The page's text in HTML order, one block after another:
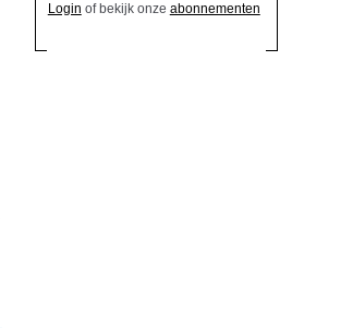
Login of bekijk onze abonnementen